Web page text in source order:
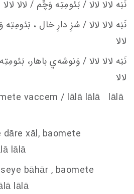
نَنِه لالا لالا / بَئومِتِه وَچِّم / لالا لالا
نَنِه لالا لالا / سُزِ دارِ خال ، بَئومِتِه
لالا
نَنِه لالا لالا / وَنوشه‌يِ باهار،
لالا
vaccem / lālā lālā lālā
xāl, baomete
lālā
seye bāhār , baomete
lālā